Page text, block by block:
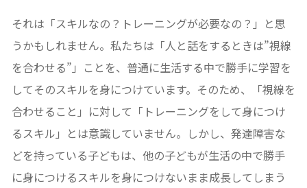
それは「スキルなの？トレーニングが必要なの？」と思
うかもしれません。私たちは「人と話をするときは”視線
を合わせる”」ことを、普通に生活する中で勝手に学習を
してそのスキルを身につけています。そのため、「視線を
合わせること」に対して「トレーニングをして身につけ
るスキル」とは意識していません。しかし、発達障害な
どを持っている子どもは、他の子どもが生活の中で勝手
に身につけるスキルを身につけないまま成長してしまう